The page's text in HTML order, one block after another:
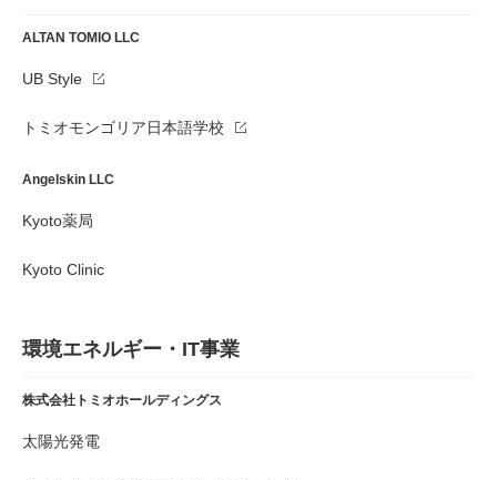
ALTAN TOMIO LLC
UB Style
トミオモンゴリア日本語学校
Angelskin LLC
Kyoto薬局
Kyoto Clinic
環境エネルギー・IT事業
株式会社トミオホールディングス
太陽光発電